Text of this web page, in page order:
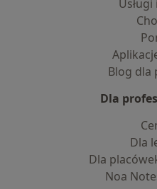
Blog dla
Dla
Dla
Dla
Noa